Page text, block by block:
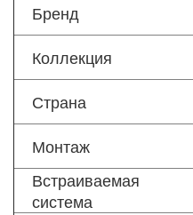
Бренд
Коллекция
Страна
Монтаж
Встраиваемая
система